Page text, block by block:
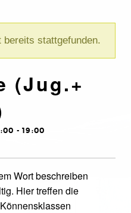
bereits stattgefunden.
(Jug.+
-19:00
Wort beschreiben
Hier treffen die